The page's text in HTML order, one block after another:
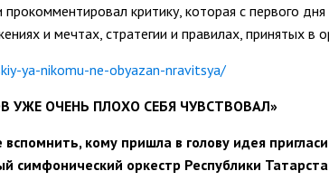
критику, которая с первого
и мечтах, стратегии и правилах, принятых в
ya-nikomu-ne-obyazan-nravitsya/
УЖЕ ОЧЕНЬ ПЛОХО СЕБЯ ЧУВСТВОВАЛ»
кому пришла в голову идея
симфонический оркестр Республики